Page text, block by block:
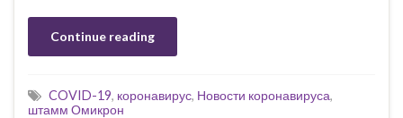
Continue reading
COVID-19, коронавирус, Новости коронавируса,
штамм Омикрон